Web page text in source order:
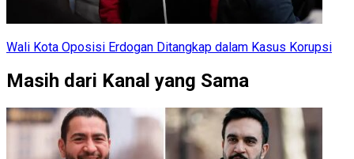
Wali Kota Oposisi Erdogan Ditangkap dalam Kasus Korupsi
Masih dari Kanal yang Sama